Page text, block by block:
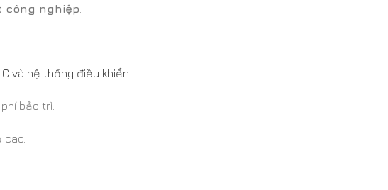
công nghiệp
và hệ thống điều khiển.
bảo trì.